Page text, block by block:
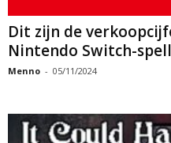
Dit zijn de
Nintendo Switch-
Menno - 05/11/2024